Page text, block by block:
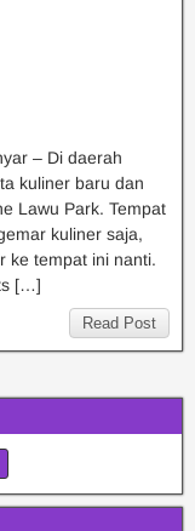
– Di daerah
kuliner baru dan
Lawu Park. Tempat
kuliner saja,
ke tempat ini nanti.
[…]
Read Post